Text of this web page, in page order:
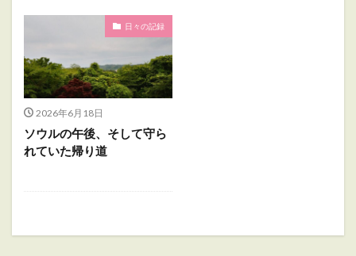
日々の記録
2026年6月18日
ソウルの午後、そして守ら
れていた帰り道